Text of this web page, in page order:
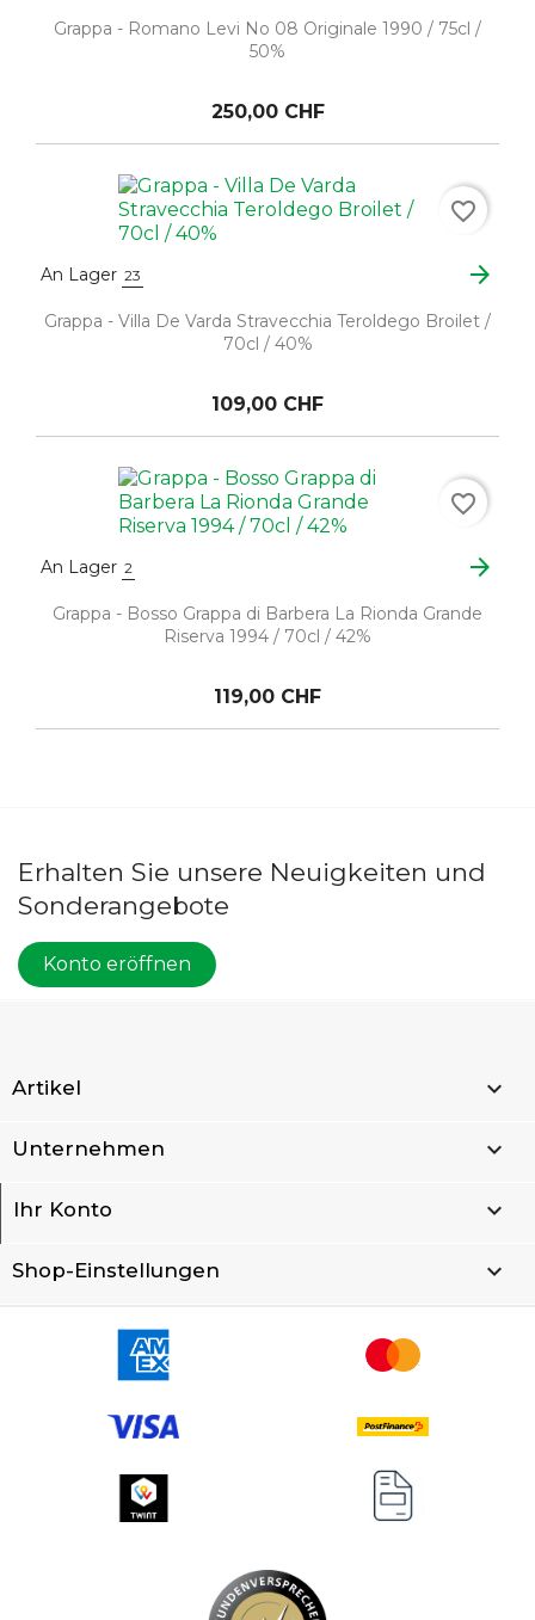
Grappa - Romano Levi No 08 Originale 1990 / 75cl /
50%
250,00 CHF
An Lager 23 arrow_forward
Grappa - Villa De Varda Stravecchia Teroldego Broilet /
70cl / 40%
109,00 CHF
favorite_border
An Lager 2 arrow_forward
Grappa - Bosso Grappa di Barbera La Rionda Grande
Riserva 1994 / 70cl / 42%
119,00 CHF
favorite_border
Erhalten Sie unsere Neuigkeiten und
Sonderangebote
Konto eröffnen
Artikel 
Unternehmen 
Ihr Konto 
Shop-Einstellungen keyboard_arrow_down